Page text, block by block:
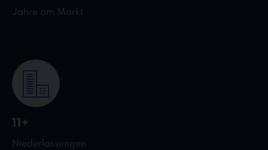
Jahre am Markt
11+
Niederlassungen